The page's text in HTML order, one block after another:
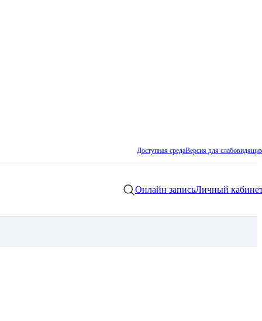
Доступная средаВерсия для
Онлайн записьЛичный